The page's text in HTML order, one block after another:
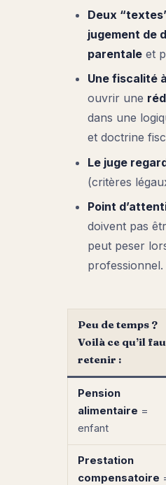
Deux
jugement de
parentaleet
Une fiscalité
ouvrir une
dans une
et doctrine
Le juge
(critères
Point
doivent pas
peut peser
professionnel.
Peu de temps ?
Voilà ce qu’il
retenir :
Pension
alimentaire =
enfant
Prestation
compensatoire